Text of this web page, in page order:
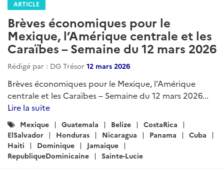
ARTICLE
Brèves économiques pour le
Mexique, l’Amérique centrale et les
Caraïbes – Semaine du 12 mars 2026
Rédigé par : DG Trésor 12 mars 2026
Brèves économiques pour le Mexique, l’Amérique
centrale et les Caraïbes – Semaine du 12 mars 2026...
Lire la suite
Catégories
:
Mexique Guatemala Belize
CostaRica
ElSalvador
Honduras Nicaragua Panama
Cuba
Haiti
Dominique
Jamaique
RepubliqueDominicaine
Sainte-Lucie